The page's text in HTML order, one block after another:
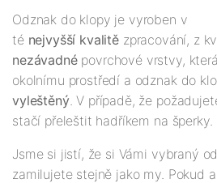
Odznak do klopy je vyroben v
té nejvyšší kvalitě zpracování, z
nezávadnépovrchové vrstvy,
okolnímu prostředí a odznak do
vyleštěný. V případě, že
stačí přeleštit hadříkem na šperky.
Jsme si jistí, že si Vámi vybraný
zamilujete stejně jako my. Pokud